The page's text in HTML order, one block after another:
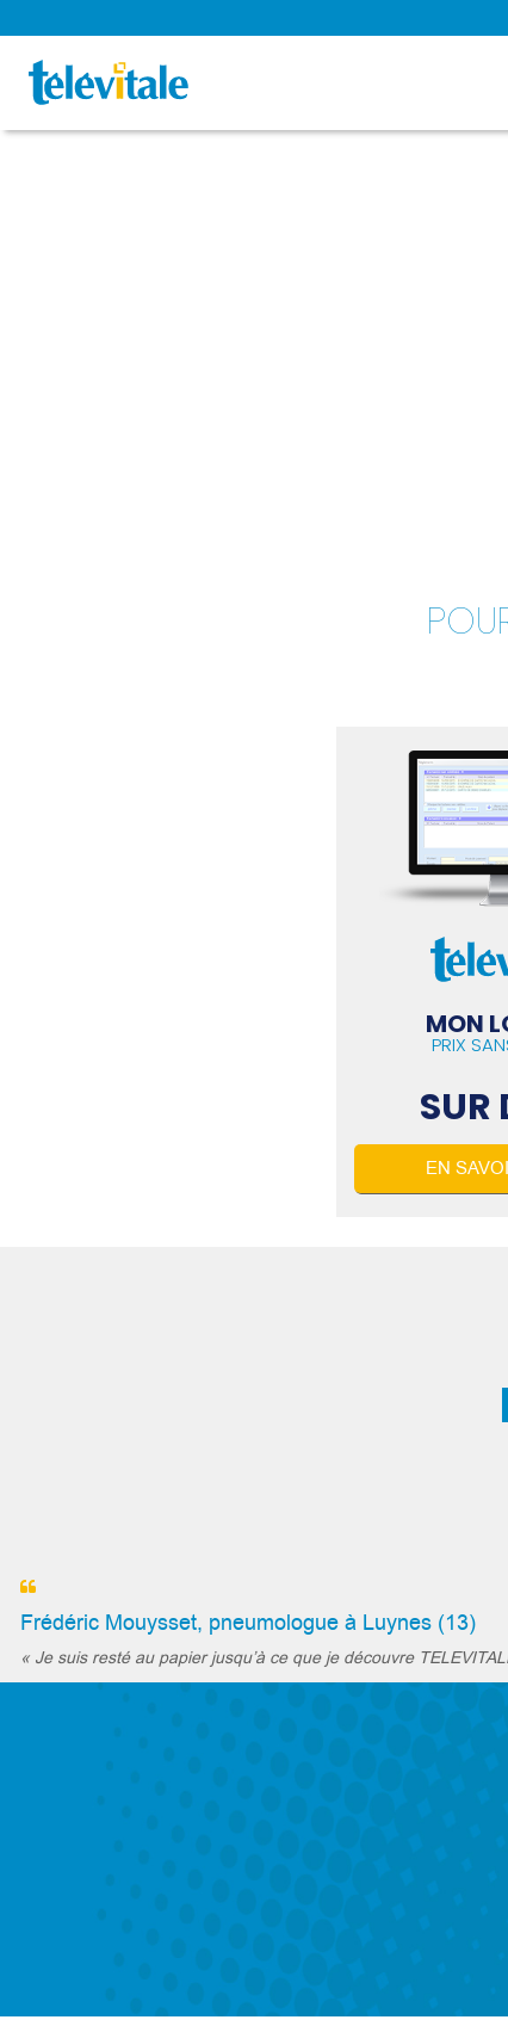
MON
PRIX
SUR
EN
Frédéric Mouysset, pneumologue à Luynes (13)
« Je suis resté au papier jusqu’à ce que je découvre